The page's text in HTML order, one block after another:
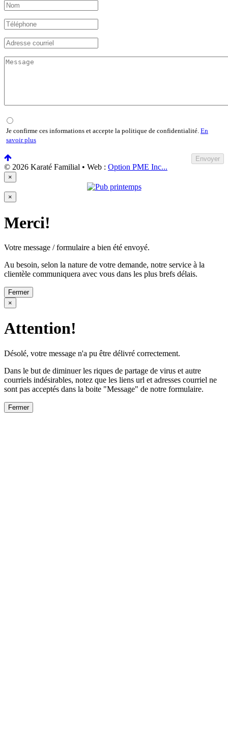
Je confirme ces informations et accepte la politique de confidentialité. En
savoir plus
Envoyer
© 2026 Karaté Familial • Web : Option PME Inc...
×
×
Merci!
Votre message / formulaire a bien été envoyé.
Au besoin, selon la nature de votre demande, notre service à la
clientèle communiquera avec vous dans les plus brefs délais.
Fermer
×
Attention!
Désolé, votre message n'a pu être délivré correctement.
Dans le but de diminuer les riques de partage de virus et autre
courriels indésirables, notez que les liens url et adresses courriel ne
sont pas acceptés dans la boite "Message" de notre formulaire.
Fermer